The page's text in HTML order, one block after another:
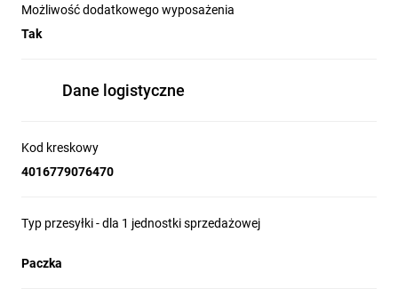
Możliwość dodatkowego wyposażenia
Tak
Dane logistyczne
Kod kreskowy
4016779076470
Typ przesyłki - dla 1 jednostki sprzedażowej
Paczka